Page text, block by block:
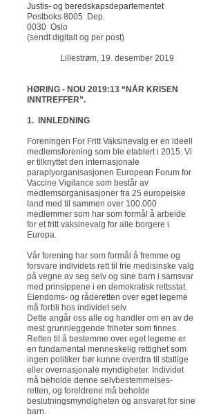
Justis- og beredskapsdepartementet
Postboks 8005 Dep.
0030 Oslo
(sendt digitalt og per post)
Lillestrøm, 19. desember 2019
HØRING - NOU 2019:13 “NÅR KRISEN
INNTREFFER”.
1. INNLEDNING
Foreningen For Fritt Vaksinevalg er en ideell
medlemsforening som ble etablert i 2015. Vi
er tilknyttet den internasjonale
paraplyorganisasjonen European Forum for
Vaccine Vigilance som består av
medlemsorganisasjoner fra 25 europeiske
land med til sammen over 100.000
medlemmer som har som formål å arbeide
for et fritt vaksinevalg for alle borgere i
Europa.
Vår forening har som formål å fremme og
forsvare individets rett til frie medisinske valg
på vegne av seg selv og sine barn i samsvar
med prinsippene i en demokratisk rettsstat.
Eiendoms- og råderetten over eget legeme
må forbli hos individet selv.
Dette angår oss alle og handler om en av de
mest grunnleggende friheter som finnes.
Retten til å bestemme over eget legeme er
en fundamental menneskelig rettighet som
ingen politiker bør kunne overdra til statlige
eller overnasjonale myndigheter. Individet
må beholde denne selvbestemmelses-
retten, og foreldrene må beholde
beslutningsmyndigheten og ansvaret for sine
barn.